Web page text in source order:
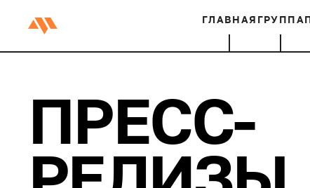
ГЛАВНАЯ ГРУППА
ПРЕСС-